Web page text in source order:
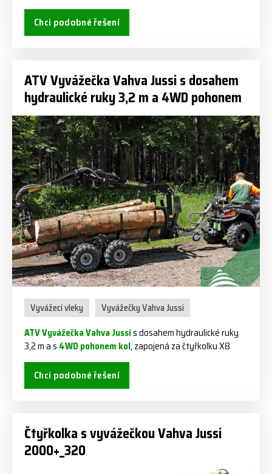
Chci podobné řešení
ATV Vyvážečka Vahva Jussi s dosahem
hydraulické ruky 3,2 m a 4WD pohonem
Vyvážecí vleky
Vyvážečky Vahva Jussi
ATV Vyvážečka Vahva Jussis dosahem hydraulické ruky
3,2 m a s 4WD pohonem kol, zapojená za čtyřkolku X8
Chci podobné řešení
Čtyřkolka s vyvážečkou Vahva Jussi
2000+_320